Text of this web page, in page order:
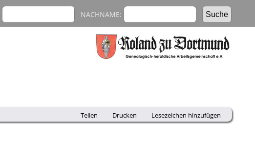
NACHNAME:
Teilen Drucken Lesezeichen hinzufügen